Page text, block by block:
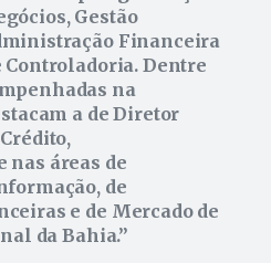
Gestão
Financeira
Controladoria. Dentre
na
a de Diretor
nas áreas de
de
e de Mercado de
da Bahia.